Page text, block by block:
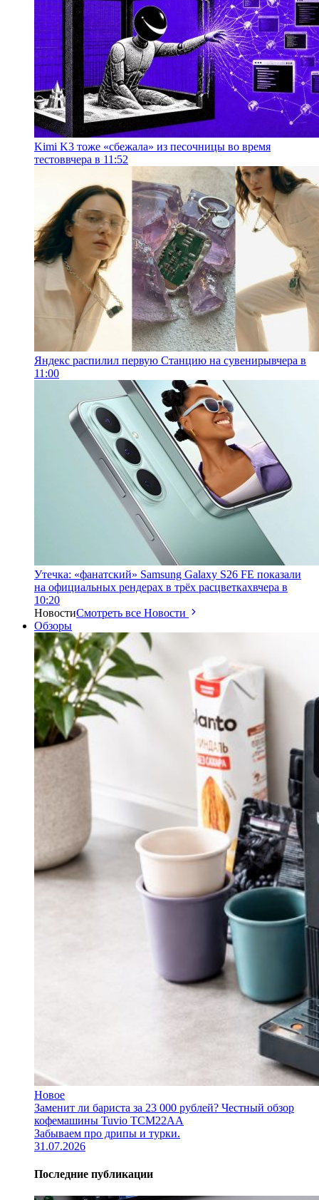
Kimi K3 тоже «сбежала» из песочницы во время
тестоввчера в 11:52
Яндекс распилил первую Станцию на сувенирывчера в
11:00
Утечка: «фанатский» Samsung Galaxy S26 FE показали
на официальных рендерах в трёх расцветкахвчера в
10:20
НовостиСмотреть все Новости
Обзоры
Новое
Заменит ли бариста за 23 000 рублей? Честный обзор
кофемашины Tuvio TCM22AA
Забываем про дрипы и турки.
31.07.2026
Последние публикации